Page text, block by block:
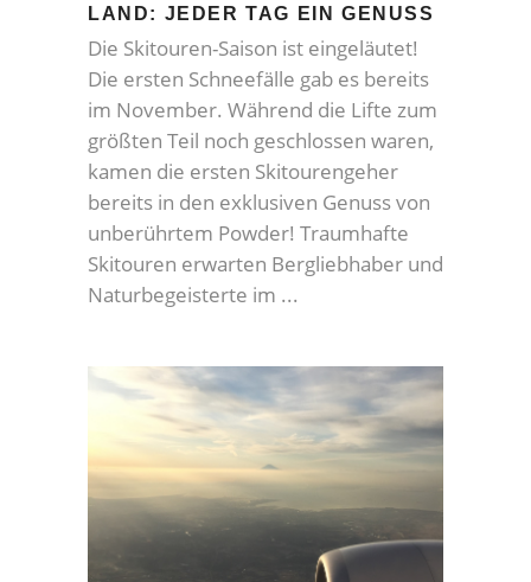
LAND: JEDER TAG EIN GENUSS
Die Skitouren-Saison ist eingeläutet!
Die ersten Schneefälle gab es bereits
im November. Während die Lifte zum
größten Teil noch geschlossen waren,
kamen die ersten Skitourengeher
bereits in den exklusiven Genuss von
unberührtem Powder! Traumhafte
Skitouren erwarten Bergliebhaber und
Naturbegeisterte im